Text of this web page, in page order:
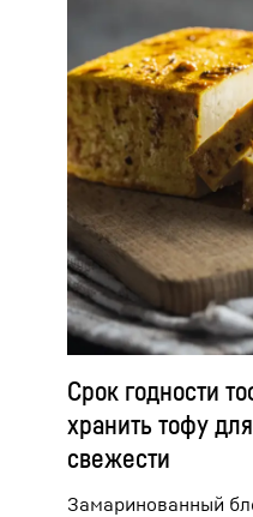
Срок годности
хранить тофу
свежести
Замаринованный